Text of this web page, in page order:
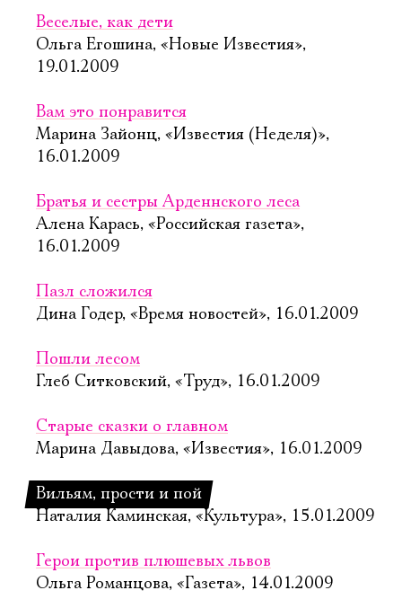
Веселые, как дети
Ольга Егошина, «Новые Известия»,
19.01.2009
Вам это понравится
Марина Зайонц, «Известия (Неделя)»,
16.01.2009
Братья и сестры Арденнского леса
Алена Карась, «Российская газета»,
16.01.2009
Пазл сложился
Дина Годер, «Время новостей», 16.01.2009
Пошли лесом
Глеб Ситковский, «Труд», 16.01.2009
Старые сказки о главном
Марина Давыдова, «Известия», 16.01.2009
Вильям, прости и пой
Наталия Каминская, «Культура», 15.01.2009
Герои против плюшевых львов
Ольга Романцова, «Газета», 14.01.2009